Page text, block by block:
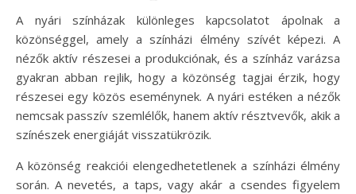
A nyári színházak különleges kapcsolatot ápolnak a
közönséggel, amely a színházi élmény szívét képezi. A
nézők aktív részesei a produkciónak, és a színház varázsa
gyakran abban rejlik, hogy a közönség tagjai érzik, hogy
részesei egy közös eseménynek. A nyári estéken a nézők
nemcsak passzív szemlélők, hanem aktív résztvevők, akik a
színészek energiáját visszatükrözik.
A közönség reakciói elengedhetetlenek a színházi élmény
során. A nevetés, a taps, vagy akár a csendes figyelem